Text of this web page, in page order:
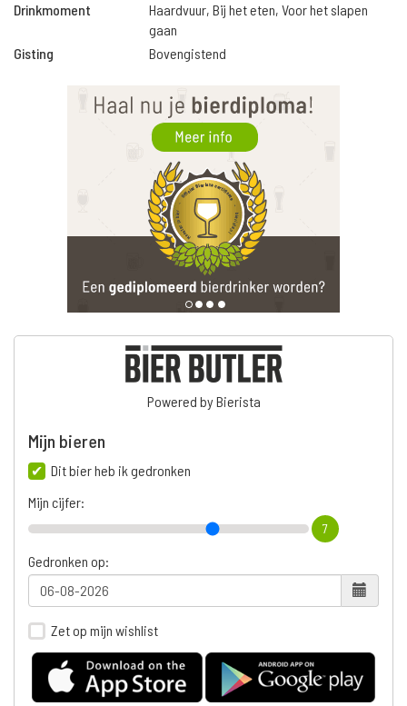
Drinkmoment
Haardvuur, Bij het eten, Voor het slapen
gaan
Gisting
Bovengistend
Powered by Bierista
Mijn bieren
Dit bier heb ik gedronken
Mijn cijfer:
7
Gedronken op:
Zet op mijn wishlist